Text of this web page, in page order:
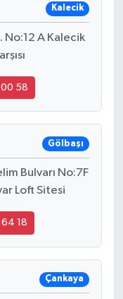
Kalecik
A Kalecik
00 58
Gölbaşı
Bulvarı No:7F
Loft Sitesi
18
Çankaya